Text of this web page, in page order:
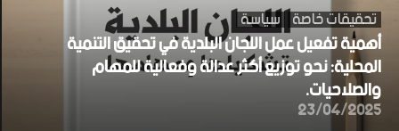
تحقيقات خاصة سياسة
أهمية تفعيل عمل اللجان البلدية في تحقيق التنمية
المحلية: نحو توزيع أكثر عدالة وفعالية للمهام
والصلاحيات.
23/04/2025